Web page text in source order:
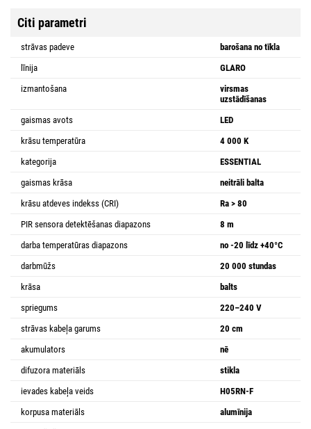
Citi parametri
strāvas padeve
barošana no tīkla
līnija
GLARO
izmantošana
virsmas
uzstādīšanas
gaismas avots
LED
krāsu temperatūra
4 000 K
kategorija
ESSENTIAL
gaismas krāsa
neitrāli balta
krāsu atdeves indekss (CRI)
Ra > 80
PIR sensora detektēšanas diapazons
8 m
darba temperatūras diapazons
no -20 līdz +40°C
darbmūžs
20 000 stundas
krāsa
balts
spriegums
220–240 V
strāvas kabeļa garums
20 cm
akumulators
nē
difuzora materiāls
stikla
ievades kabeļa veids
H05RN-F
korpusa materiāls
alumīnija